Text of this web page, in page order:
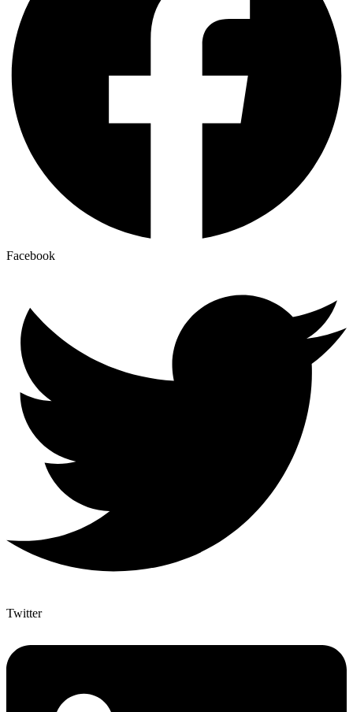
Facebook
Twitter